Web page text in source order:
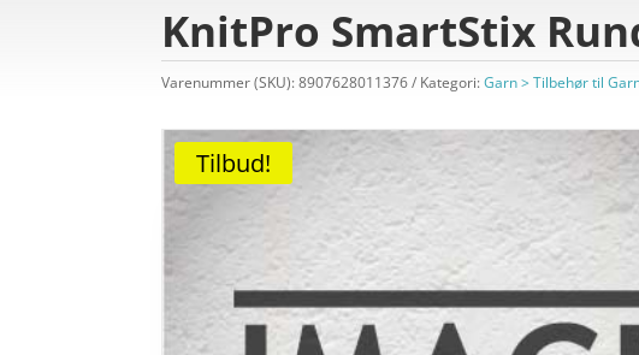
KnitPro SmartStix
Varenummer (SKU):8907628011376 Kategori:Garn > Tilbehør til
Tilbud!